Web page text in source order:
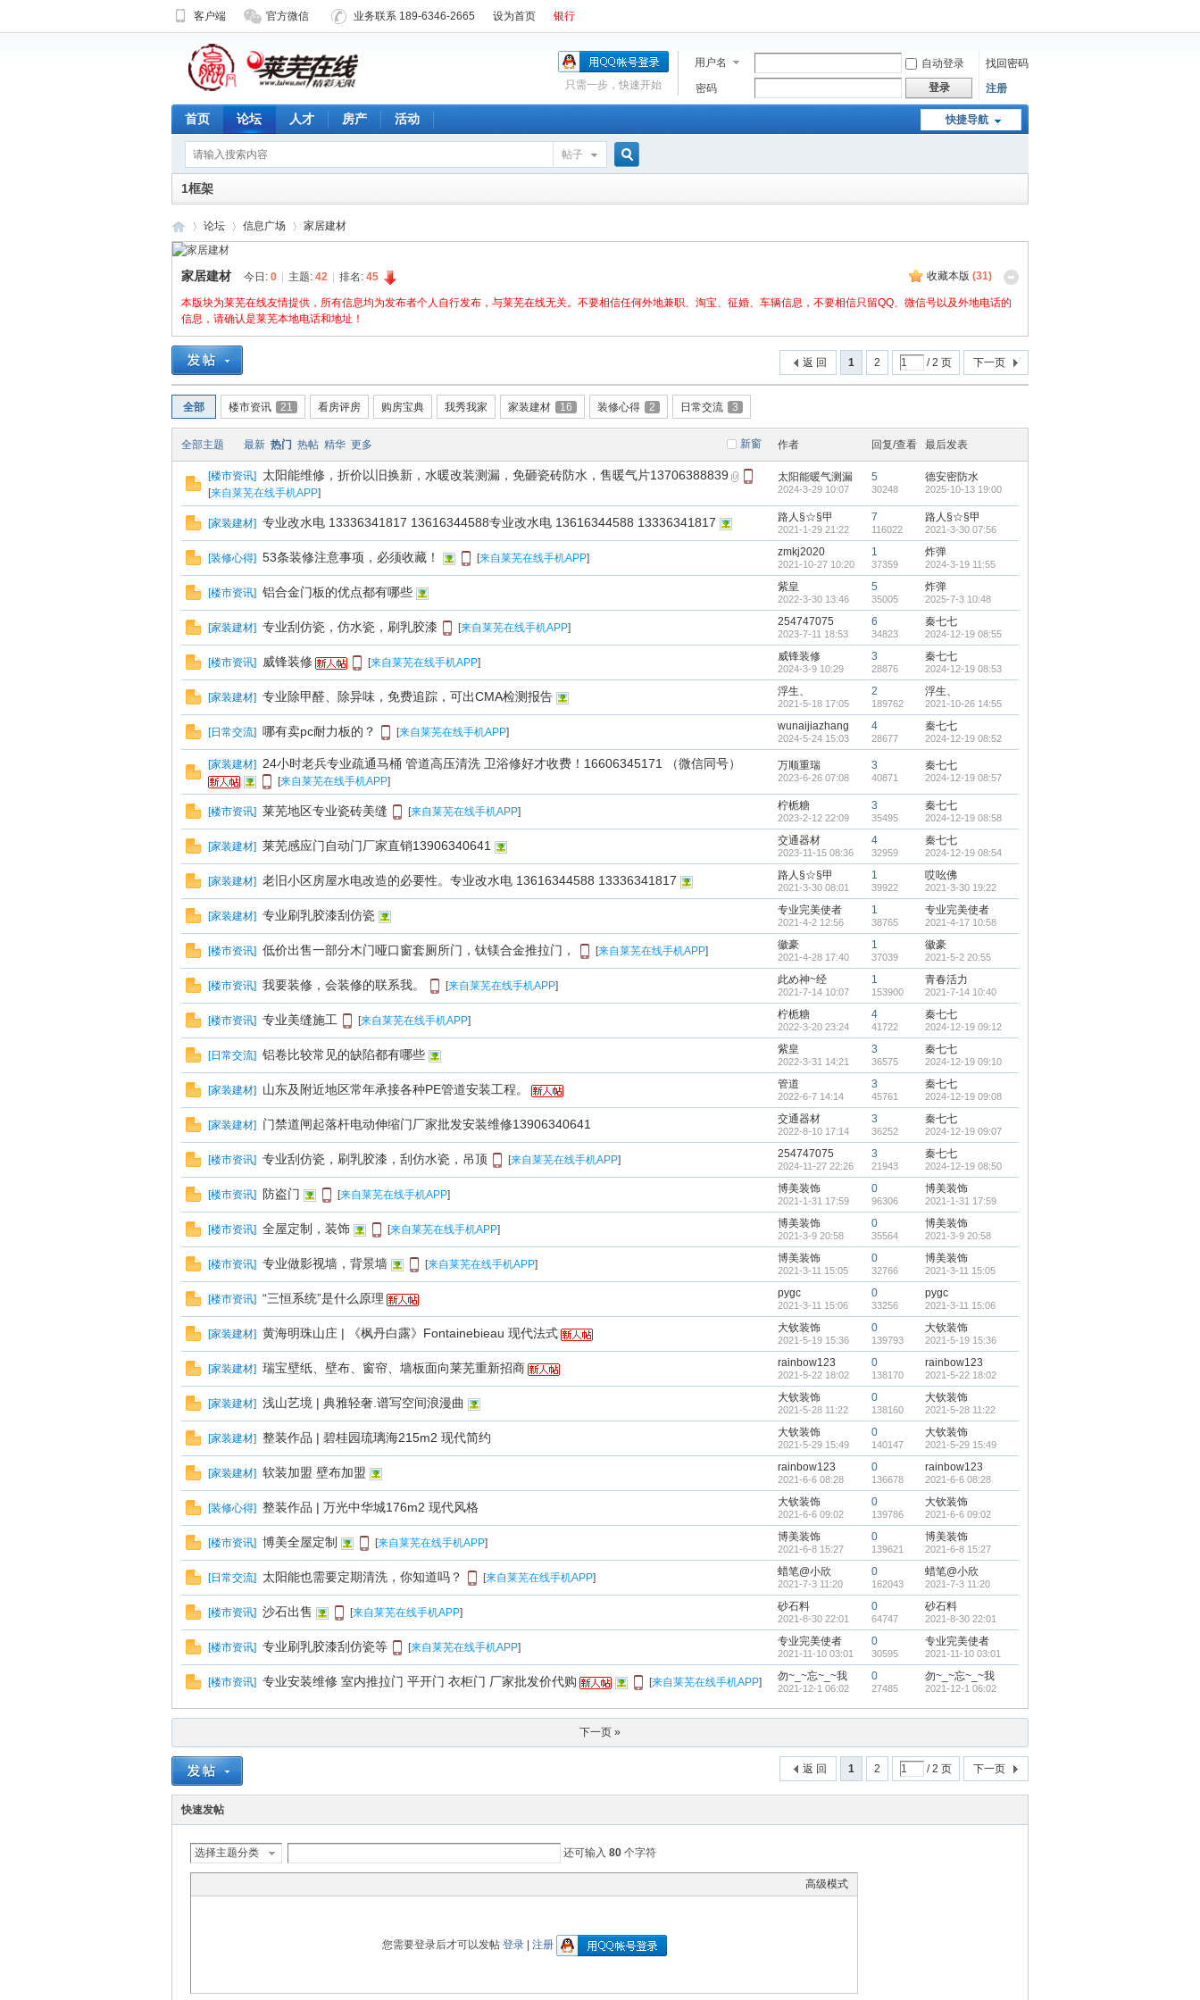
客户端 官方微信 业务联系 189-6346-2665 设为首页 银行
用户名 自动登录
找回密码
密码
登录 注册
只需一步，快速开始
快捷导航
首页 论坛 人才 房产 活动
帖子
1框架
济 »
论坛
›
信息广场
›
家居建材
收藏本版 (31)
家居建材 今日: 0 主题: 42 排名: 45
本版块为莱芜在线友情提供，所有信息均为发布者个人自行发布，与莱芜在线无关。不要相信任何外地兼职、淘宝、征婚、车辆信息，不要相信只留QQ、微信号以及外地电话的
信息，请确认是莱芜本地电话和地址！
1 2 / 2 页 下一页
返 回
全部 楼市资讯 21 看房评房 购房宝典 我秀我家 家装建材 16 装修心得 2 日常交流 3
新窗
全部主题 最新 热门 热帖 精华 更多 作者 回复/查看 最后发表
[楼市资讯] 太阳能维修，折价以旧换新，水暖改装测漏，免砸瓷砖防水，售暖气片13706388839
[来自莱芜在线手机APP]
太阳能暖气测漏
2024-3-29 10:07
5
30248
德安密防水
2025-10-13 19:00
[家装建材] 专业改水电 13336341817 13616344588专业改水电 13616344588 13336341817 路人§☆§甲
2021-1-29 21:22
7
116022
路人§☆§甲
2021-3-30 07:56
[装修心得] 53条装修注意事项，必须收藏！ [来自莱芜在线手机APP] zmkj2020
2021-10-27 10:20
1
37359
炸弹
2024-3-19 11:55
[楼市资讯] 铝合金门板的优点都有哪些 紫皇
2022-3-30 13:46
5
35005
炸弹
2025-7-3 10:48
[家装建材] 专业刮仿瓷，仿水瓷，刷乳胶漆 [来自莱芜在线手机APP] 254747075
2023-7-11 18:53
6
34823
秦七七
2024-12-19 08:55
[楼市资讯] 威锋装修 [来自莱芜在线手机APP] 威锋装修
2024-3-9 10:29
3
28876
秦七七
2024-12-19 08:53
[家装建材] 专业除甲醛、除异味，免费追踪，可出CMA检测报告 浮生、
2021-5-18 17:05
2
189762
浮生、
2021-10-26 14:55
[日常交流] 哪有卖pc耐力板的？ [来自莱芜在线手机APP] wunaijiazhang
2024-5-24 15:03
4
28677
秦七七
2024-12-19 08:52
[家装建材] 24小时老兵专业疏通马桶 管道高压清洗 卫浴修好才收费！16606345171 （微信同号）
[来自莱芜在线手机APP]
万顺重瑞
2023-6-26 07:08
3
40871
秦七七
2024-12-19 08:57
[楼市资讯] 莱芜地区专业瓷砖美缝 [来自莱芜在线手机APP] 柠栀糖
2023-2-12 22:09
3
35495
秦七七
2024-12-19 08:58
[家装建材] 莱芜感应门自动门厂家直销13906340641 交通器材
2023-11-15 08:36
4
32959
秦七七
2024-12-19 08:54
[家装建材] 老旧小区房屋水电改造的必要性。专业改水电 13616344588 13336341817 路人§☆§甲
2021-3-30 08:01
1
39922
哎吆佛
2021-3-30 19:22
[家装建材] 专业刷乳胶漆刮仿瓷 专业完美使者
2021-4-2 12:56
1
38765
专业完美使者
2021-4-17 10:58
[楼市资讯] 低价出售一部分木门哑口窗套厕所门，钛镁合金推拉门， [来自莱芜在线手机APP] 徽豪
2021-4-28 17:40
1
37039
徽豪
2021-5-2 20:55
[楼市资讯] 我要装修，会装修的联系我。 [来自莱芜在线手机APP] 此め神~经
2021-7-14 10:07
1
153900
青春活力
2021-7-14 10:40
[楼市资讯] 专业美缝施工 [来自莱芜在线手机APP] 柠栀糖
2022-3-20 23:24
4
41722
秦七七
2024-12-19 09:12
[日常交流] 铝卷比较常见的缺陷都有哪些 紫皇
2022-3-31 14:21
3
36575
秦七七
2024-12-19 09:10
[家装建材] 山东及附近地区常年承接各种PE管道安装工程。 管道
2022-6-7 14:14
3
45761
秦七七
2024-12-19 09:08
[家装建材] 门禁道闸起落杆电动伸缩门厂家批发安装维修13906340641 交通器材
2022-8-10 17:14
3
36252
秦七七
2024-12-19 09:07
[楼市资讯] 专业刮仿瓷，刷乳胶漆，刮仿水瓷，吊顶 [来自莱芜在线手机APP] 254747075
2024-11-27 22:26
3
21943
秦七七
2024-12-19 08:50
[楼市资讯] 防盗门 [来自莱芜在线手机APP] 博美装饰
2021-1-31 17:59
0
96306
博美装饰
2021-1-31 17:59
[楼市资讯] 全屋定制，装饰 [来自莱芜在线手机APP] 博美装饰
2021-3-9 20:58
0
35564
博美装饰
2021-3-9 20:58
[楼市资讯] 专业做影视墙，背景墙 [来自莱芜在线手机APP] 博美装饰
2021-3-11 15:05
0
32766
博美装饰
2021-3-11 15:05
[楼市资讯] “三恒系统”是什么原理 pygc
2021-3-11 15:06
0
33256
pygc
2021-3-11 15:06
[家装建材] 黄海明珠山庄 | 《枫丹白露》Fontainebieau 现代法式 大钦装饰
2021-5-19 15:36
0
139793
大钦装饰
2021-5-19 15:36
[家装建材] 瑞宝壁纸、壁布、窗帘、墙板面向莱芜重新招商 rainbow123
2021-5-22 18:02
0
138170
rainbow123
2021-5-22 18:02
[家装建材] 浅山艺境 | 典雅轻奢.谱写空间浪漫曲 大钦装饰
2021-5-28 11:22
0
138160
大钦装饰
2021-5-28 11:22
[家装建材] 整装作品 | 碧桂园琉璃海215m2 现代简约 大钦装饰
2021-5-29 15:49
0
140147
大钦装饰
2021-5-29 15:49
[家装建材] 软装加盟 壁布加盟 rainbow123
2021-6-6 08:28
0
136678
rainbow123
2021-6-6 08:28
[装修心得] 整装作品 | 万光中华城176m2 现代风格 大钦装饰
2021-6-6 09:02
0
139786
大钦装饰
2021-6-6 09:02
[楼市资讯] 博美全屋定制 [来自莱芜在线手机APP] 博美装饰
2021-6-8 15:27
0
139621
博美装饰
2021-6-8 15:27
[日常交流] 太阳能也需要定期清洗，你知道吗？ [来自莱芜在线手机APP] 蜡笔@小欣
2021-7-3 11:20
0
162043
蜡笔@小欣
2021-7-3 11:20
[楼市资讯] 沙石出售 [来自莱芜在线手机APP] 砂石料
2021-8-30 22:01
0
64747
砂石料
2021-8-30 22:01
[楼市资讯] 专业刷乳胶漆刮仿瓷等 [来自莱芜在线手机APP] 专业完美使者
2021-11-10 03:01
0
30595
专业完美使者
2021-11-10 03:01
[楼市资讯] 专业安装维修 室内推拉门 平开门 衣柜门 厂家批发价代购 [来自莱芜在线手机APP] 勿~_~忘~_~我
2021-12-1 06:02
0
27485
勿~_~忘~_~我
2021-12-1 06:02
下一页 »
1 2 / 2 页 下一页
返 回
快速发帖
选择主题分类 还可输入 80 个字符
高级模式
您需要登录后才可以发帖 登录| 注册